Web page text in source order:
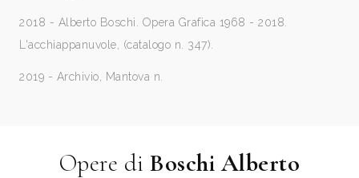
2018 - Alberto Boschi. Opera Grafica 1968 - 2018.
L'acchiappanuvole, (catalogo n. 347).
2019 - Archivio, Mantova n.
Opere diBoschi Alberto